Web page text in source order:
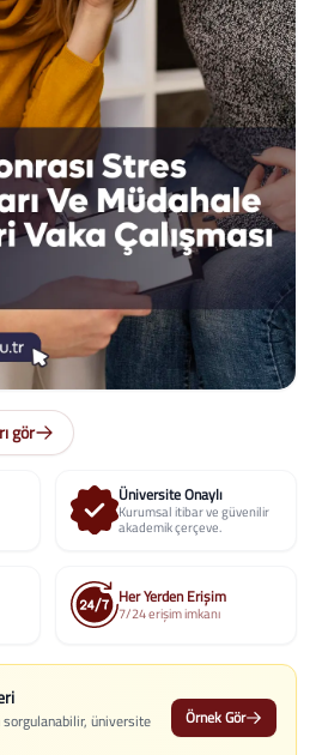
gör
Üniversite Onaylı
Kurumsal itibar ve güvenilir
akademik çerçeve.
Her Yerden Erişim
7/24 erişim imkanı
üniversite
Örnek Gör